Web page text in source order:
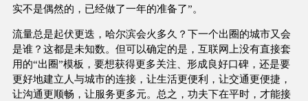
实不是偶然的，已经做了一年的准备了”。
流量总是起伏更迭，哈尔滨会火多久？下一个出圈的城市又会
是谁？这都是未知数。但可以确定的是，互联网上没有直接套
用的“出圈”模板，要想获得更多关注、形成良好口碑，还是要
更好地建立人与城市的连接，让生活更便利，让交通更便捷，
让沟通更顺畅，让服务更多元。总之，功夫下在平时，才能接